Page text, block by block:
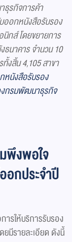
รกิจการค้า
ออกหนังสือรับรอง
นิกส์ โดยขยายการ
ธนาคาร จำนวน 10
งสิ้น 4,105 สาขา
หนังสือรับรอง
กรมพัฒนาธุรกิจ
พึงพอใจ
กประจำปี
รให้บริการรับรอง
มีรายละเอียด ดังนี้